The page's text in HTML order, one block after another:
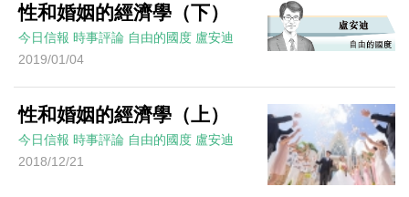
性和婚姻的經濟學（下）
今日信報 時事評論 自由的國度 盧安迪
2019/01/04
性和婚姻的經濟學（上）
今日信報 時事評論 自由的國度 盧安迪
2018/12/21